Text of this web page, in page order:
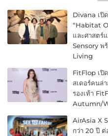
Divana เปิ
“Habitat
และศาสตร์
Sensory พ
Living
FitFlop เปิ
สเดอร์คนล่
รองเท้า
Autumn/
AirAsia X
กว่า 20 ปี ต่